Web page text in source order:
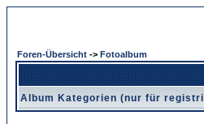
Foren-Übersicht -> Fotoalbum
Album Kategorien (nur für